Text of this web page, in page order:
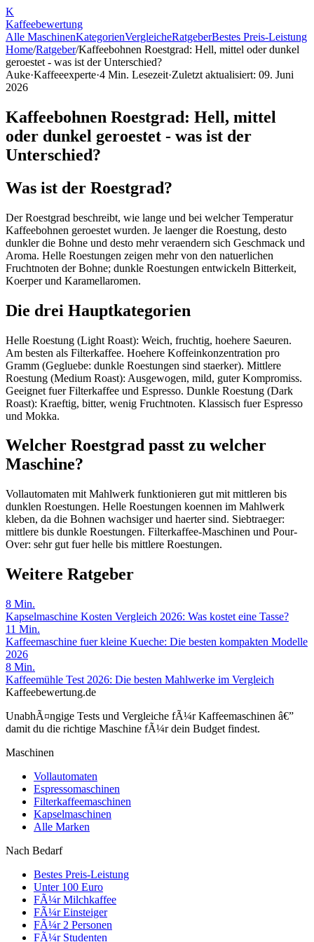
K
Kaffeebewertung
Alle MaschinenKategorienVergleicheRatgeberBestes Preis-Leistung
Home/Ratgeber/Kaffeebohnen Roestgrad: Hell, mittel oder dunkel
geroestet - was ist der Unterschied?
Auke·Kaffeeexperte·4 Min. Lesezeit·Zuletzt aktualisiert: 09. Juni
2026
Kaffeebohnen Roestgrad: Hell, mittel
oder dunkel geroestet - was ist der
Unterschied?
Was ist der Roestgrad?
Der Roestgrad beschreibt, wie lange und bei welcher Temperatur
Kaffeebohnen geroestet wurden. Je laenger die Roestung, desto
dunkler die Bohne und desto mehr veraendern sich Geschmack und
Aroma. Helle Roestungen zeigen mehr von den natuerlichen
Fruchtnoten der Bohne; dunkle Roestungen entwickeln Bitterkeit,
Koerper und Karamellaromen.
Die drei Hauptkategorien
Helle Roestung (Light Roast): Weich, fruchtig, hoehere Saeuren.
Am besten als Filterkaffee. Hoehere Koffeinkonzentration pro
Gramm (Gegluebe: dunkle Roestungen sind staerker). Mittlere
Roestung (Medium Roast): Ausgewogen, mild, guter Kompromiss.
Geeignet fuer Filterkaffee und Espresso. Dunkle Roestung (Dark
Roast): Kraeftig, bitter, wenig Fruchtnoten. Klassisch fuer Espresso
und Mokka.
Welcher Roestgrad passt zu welcher
Maschine?
Vollautomaten mit Mahlwerk funktionieren gut mit mittleren bis
dunklen Roestungen. Helle Roestungen koennen im Mahlwerk
kleben, da die Bohnen wachsiger und haerter sind. Siebtraeger:
mittlere bis dunkle Roestungen. Filterkaffee-Maschinen und Pour-
Over: sehr gut fuer helle bis mittlere Roestungen.
Weitere Ratgeber
8 Min.
Kapselmaschine Kosten Vergleich 2026: Was kostet eine Tasse?
11 Min.
Kaffeemaschine fuer kleine Kueche: Die besten kompakten Modelle
2026
8 Min.
Kaffeemühle Test 2026: Die besten Mahlwerke im Vergleich
Kaffeebewertung.de
UnabhÃ¤ngige Tests und Vergleiche fÃ¼r Kaffeemaschinen â€”
damit du die richtige Maschine fÃ¼r dein Budget findest.
Maschinen
Vollautomaten
Espressomaschinen
Filterkaffeemaschinen
Kapselmaschinen
Alle Marken
Nach Bedarf
Bestes Preis-Leistung
Unter 100 Euro
FÃ¼r Milchkaffee
FÃ¼r Einsteiger
FÃ¼r 2 Personen
FÃ¼r Studenten